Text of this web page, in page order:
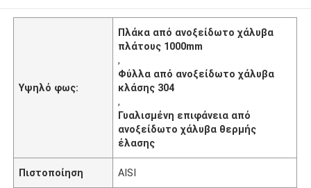
Υψηλό φως:
Πλάκα από ανοξείδωτο χάλυβα
πλάτους 1000mm
,
Φύλλα από ανοξείδωτο χάλυβα
κλάσης 304
,
Γυαλισμένη επιφάνεια από
ανοξείδωτο χάλυβα θερμής
έλασης
Πιστοποίηση AISI